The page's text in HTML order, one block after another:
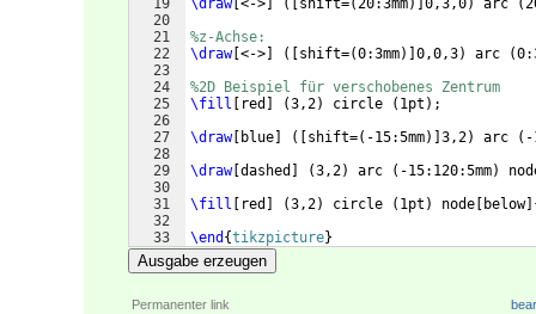
19
20
21
22
23
24
25
26
27
28
29
30
31
32
33
\draw[ <-> ([ shift=(20:3mm)] 0,3,0) arc (
%z-Achse:
\draw[ <-> ([ shift=(0:3mm)] 0,0,3) arc (
%2D Beispiel für verschobenes Zentrum
\fill
red (3,2) circle ( 1pt ) ;
\draw[ blue ([ shift=( -15:5mm)] 3,2) arc ( -
\draw[ dashed (3,2) arc ( -15:120:5mm)
\fill
red (3,2) circle ( 1pt ) node below]
\end {tikzpicture}
Ausgabe erzeugen
Permanenter link